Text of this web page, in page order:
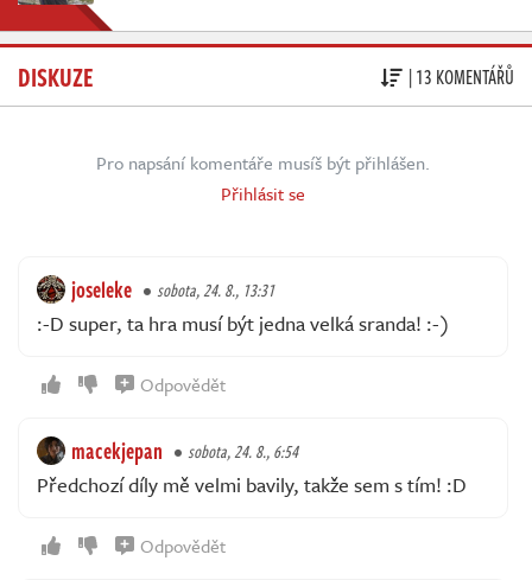
DISKUZE | 13 KOMENTÁŘŮ
Pro napsání komentáře musíš být přihlášen.
Přihlásit se
joseleke sobota, 24. 8., 13:31
:-D super, ta hra musí být jedna velká sranda! :-)
Odpovědět
macekjepan sobota, 24. 8., 6:54
Předchozí díly mě velmi bavily, takže sem s tím! :D
Odpovědět